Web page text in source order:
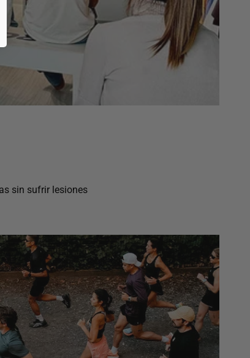
sin sufrir lesiones